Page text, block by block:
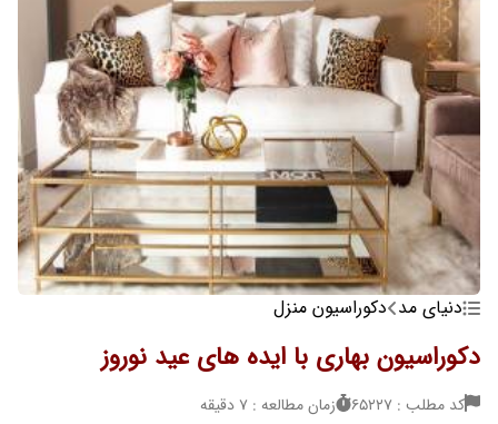
دنیای مد دکوراسیون منزل
دکوراسیون بهاری با ایده های عید نوروز
کد مطلب : 65227 زمان مطالعه : 7 دقیقه